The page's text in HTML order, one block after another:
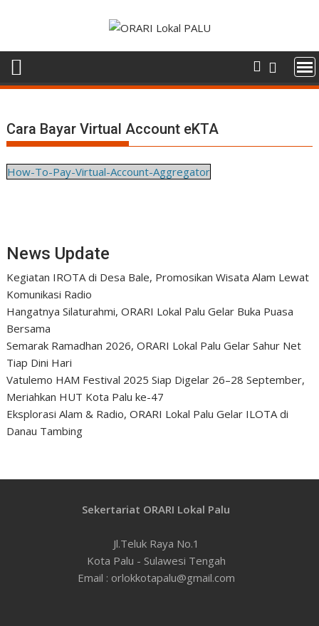
Cara Bayar Virtual Account eKTA
How-To-Pay-Virtual-Account-Aggregator
News Update
Kegiatan IROTA di Desa Bale, Promosikan Wisata Alam Lewat
Komunikasi Radio
Hangatnya Silaturahmi, ORARI Lokal Palu Gelar Buka Puasa
Bersama
Semarak Ramadhan 2026, ORARI Lokal Palu Gelar Sahur Net
Tiap Dini Hari
Vatulemo HAM Festival 2025 Siap Digelar 26–28 September,
Meriahkan HUT Kota Palu ke-47
Eksplorasi Alam & Radio, ORARI Lokal Palu Gelar ILOTA di
Danau Tambing
Sekertariat ORARI Lokal Palu
Jl.Teluk Raya No.1
Kota Palu - Sulawesi Tengah
Email : orlokkotapalu@gmail.com